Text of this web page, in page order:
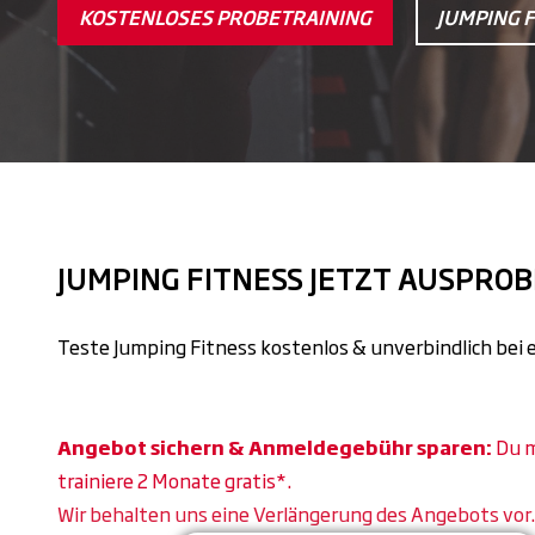
KOSTENLOSES PROBETRAINING JUMPING
JUMPING FITNESS JETZT
Teste Jumping Fitness kostenlos & unverbindlich
Angebot sichern & Anmeldegebühr sparen: Du
trainiere 2 Monate gratis*.
Wir behalten uns eine Verlängerung des Angebots vor.